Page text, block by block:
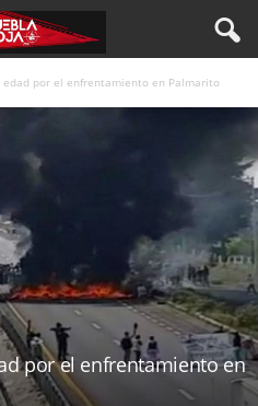
por el enfrentamiento en Palmarito
por el enfrentamiento en